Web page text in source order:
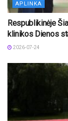
APLINKA
Respublikinėje
klinikos Dienos
2026-07-24